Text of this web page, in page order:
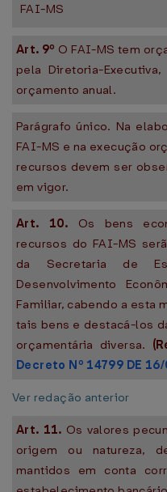
FAI-MS
Art. 9º O FAI-MS tem
pela Diretoria-
orçamento anual.
Parágrafo único. Na
FAI-MS e na execução
recursos devem ser
em vigor.
Art. 10. Os bens
recursos do FAI-MS
da Secretaria de
Desenvolvimento
Familiar, cabendo a esta
tais bens e destacá-los
orçamentária diversa.
Decreto Nº 14799 DE
Ver redação anterior
Art. 11. Os valores
origem ou natureza,
mantidos em conta